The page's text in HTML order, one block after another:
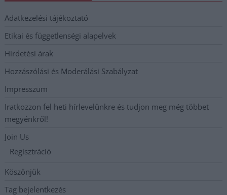
Adatkezelési tájékoztató
Etikai és függetlenségi alapelvek
Hirdetési árak
Hozzászólási és Moderálási Szabályzat
Impresszum
Iratkozzon fel heti hírlevelünkre és tudjon meg még többet
megyénkről!
Join Us
Regisztráció
Köszönjük
Tag bejelentkezés